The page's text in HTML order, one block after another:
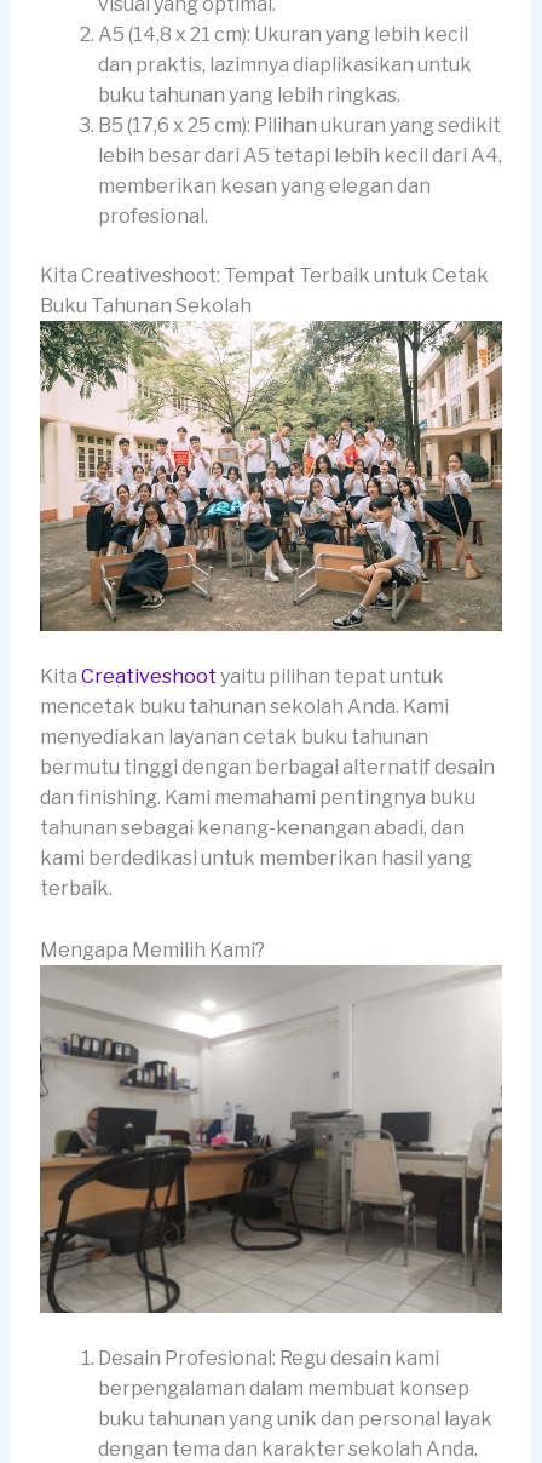
visual yang optimal.
A5 (14,8 x 21 cm): Ukuran yang lebih kecil
dan praktis, lazimnya diaplikasikan untuk
buku tahunan yang lebih ringkas.
B5 (17,6 x 25 cm): Pilihan ukuran yang sedikit
lebih besar dari A5 tetapi lebih kecil dari A4,
memberikan kesan yang elegan dan
profesional.
Kita Creativeshoot: Tempat Terbaik untuk Cetak
Buku Tahunan Sekolah
Kita Creativeshoot yaitu pilihan tepat untuk
mencetak buku tahunan sekolah Anda. Kami
menyediakan layanan cetak buku tahunan
bermutu tinggi dengan berbagai alternatif desain
dan finishing. Kami memahami pentingnya buku
tahunan sebagai kenang-kenangan abadi, dan
kami berdedikasi untuk memberikan hasil yang
terbaik.
Mengapa Memilih Kami?
Desain Profesional: Regu desain kami
berpengalaman dalam membuat konsep
buku tahunan yang unik dan personal layak
dengan tema dan karakter sekolah Anda.